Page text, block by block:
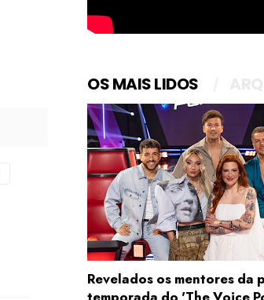
OS MAIS LIDOS
Revelados os mentores da